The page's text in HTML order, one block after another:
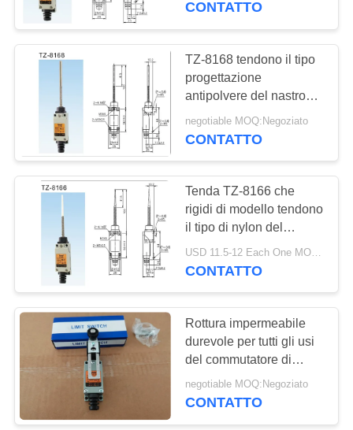
NOTIZIE
CHIEDI UN
PREVENTIVO
MAPPA
DEL
SITO
INFORMATIVA
SULLA
PRIVACY
differenziale
Valvola automatica
di DSC
15
Valvola a sfera
dell'acciaio
inossidabile
CONTATTO
TZ-8168 tendono il tipo
progettazione
antipolvere del nastro
dell'acciaio per molle del
commutatore di limite
negotiable MOQ:Negoziato
CONTATTO
Tenda TZ-8166 che
rigidi di modello tendono
il tipo di nylon del
commutatore di limite di
marca con il doppio
USD 11.5-12 Each One MOQ:20pcs
CONTATTO
Rottura impermeabile
durevole per tutti gli usi
del commutatore di
limite di marca di Pulley
Type Tend del modello
negotiable MOQ:Negoziato
CONTATTO